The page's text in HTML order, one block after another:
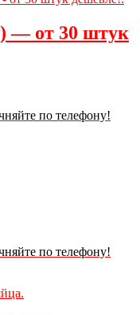
— от 30 штук
по телефону!
по телефону!